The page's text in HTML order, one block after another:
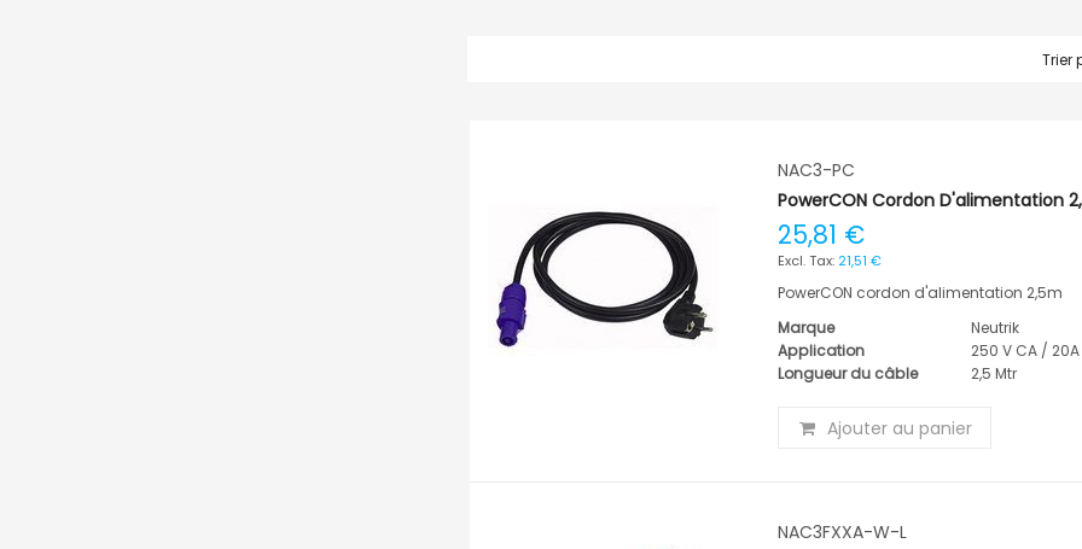
Trier
NAC3-PC
PowerCON Cordon D'alimentation
25,81 €
21,51 €
PowerCON cordon d'alimentation 2,5m
Marque
Neutrik
Application
250 V CA / 20A
Longueur du câble
2,5 Mtr
Ajouter au panier
NAC3FXXA-W-L